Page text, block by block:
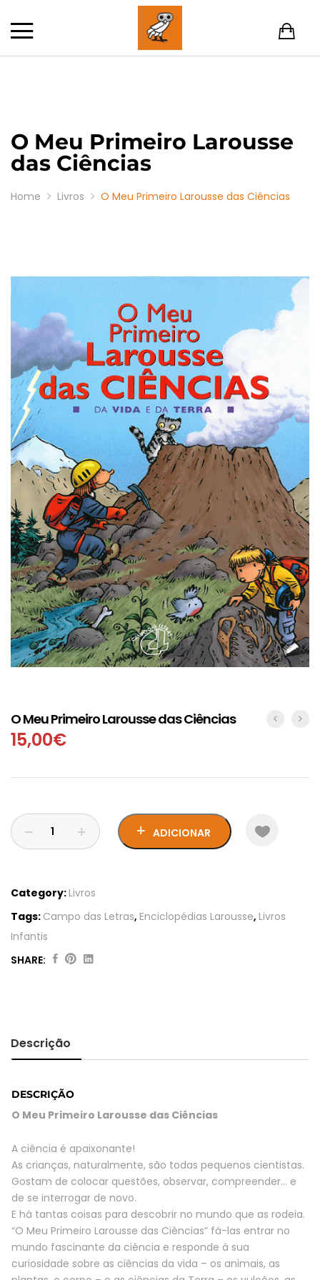
O Meu Primeiro Larousse
das Ciências
Home Livros O Meu Primeiro Larousse das Ciências
O Meu Primeiro Larousse das Ciências
15,00€
das
Ciências
ADICIONAR
Category:Livros
Tags: Campo das Letras, Enciclopédias Larousse, Livros
Infantis
SHARE:
Descrição
DESCRIÇÃO
O Meu Primeiro Larousse das Ciências
A ciência é apaixonante!
As crianças, naturalmente, são todas pequenos cientistas.
Gostam de colocar questões, observar, compreender… e
de se interrogar de novo.
E há tantas coisas para descobrir no mundo que as rodeia.
“O Meu Primeiro Larousse das Ciências” fá-las entrar no
mundo fascinante da ciência e responde à sua
curiosidade sobre as ciências da vida – os animais, as